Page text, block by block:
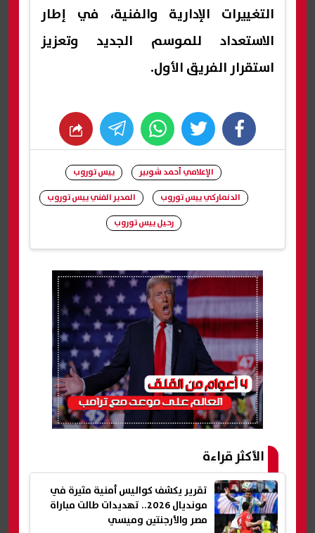
التغييرات الإدارية والفنية، في إطار
الاستعداد للموسم الجديد وتعزيز
استقرار الفريق الأول.
facebook
twitter
whats
الإعلامي أحمد شوبير
ييس توروب
الدنماركي ييس توروب
المدير الفني ييس توروب
رحيل ييس توروب
الأكثر قراءة
تقرير يكشف كواليس أمنية مثيرة في
مونديال 2026.. تهديدات طالت مباراة
مصر والأرجنتين وميسي